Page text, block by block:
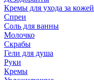
Кремы для ухода за кожей
Спреи
Соль для ванны
Молочко
Скрабы
Гели для душа
Руки
Кремы